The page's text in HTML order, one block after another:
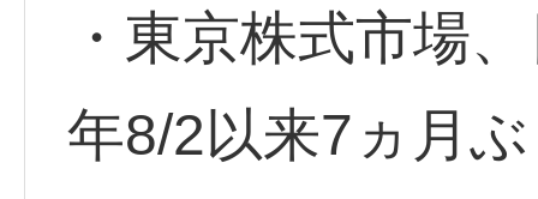
・東京株式市場
年8/2以来7ヵ月